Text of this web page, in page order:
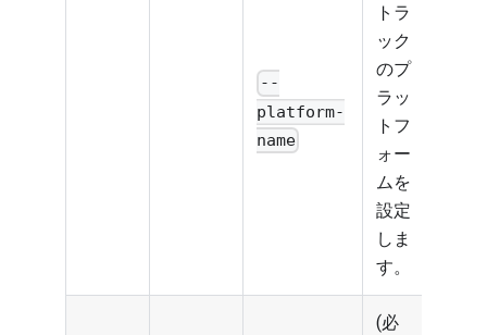
--
platform-
name
トラ
ック
のプ
ラッ
トフ
ォー
ムを
設定
しま
す。
(必